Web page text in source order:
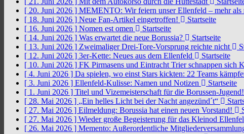
[ 20. Juni 2026 ] MEMENTO: Wir feiern unser Ellenfeld – mehr als
[ 18. Juni 2026 ] Neue Fan-Artikel eingetroffen!
Startseite
[ 16. Juni 2026 ] Nomen est omen
Startseite
[ 14. Juni 2026 ] Was erwartet die neue Borussia?
Startseite
[ 13. Juni 2026 ] Zweimaliger Drei-Tore-Vorsprung reichte nicht
[ 12. Juni 2026 ] 3er-Kette: Neues aus dem Ellenfeld
Startseite
[ 10. Juni 2026 ] FK Pirmasens und Eintracht Trier schnappen sich
[ 4. Juni 2026 ] Da spielen, wo einst Stars kickten: 22 Teams
[ 3. Juni 2026 ] Ellenfeld-Kulisse: Namen und Notizen
Startseite
[ 1. Juni 2026 ] Titel und Vizemeisterschaft für die Borussen-Jugend!
[ 28. Mai 2026 ] „Ein helles Licht bei der Nacht angezünd´t“
[ 27. Mai 2026 ] Eilmeldung: Borussia hat einen neuen Vorstand!
[ 27. Mai 2026 ] Wieder große Begeisterung für das Kleinod
[ 26. Mai 2026 ] Memento: Außerordentliche